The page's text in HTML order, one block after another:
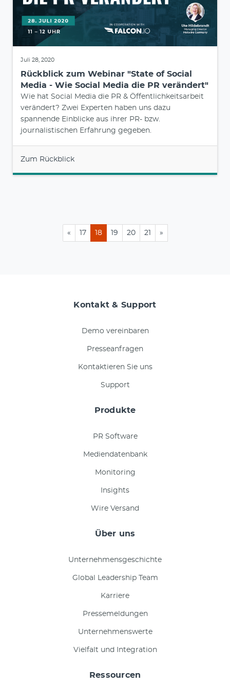
Juli 28, 2020
Rückblick zum Webinar "State of Social
Media - Wie Social Media die PR verändert"
Wie hat Social Media die PR & Öffentlichkeitsarbeit
verändert? Zwei Experten haben uns dazu
spannende Einblicke aus ihrer PR- bzw.
journalistischen Erfahrung gegeben.
Zum Rückblick
« 17 18 19 20 21 »
Kontakt & Support
Demo vereinbaren
Presseanfragen
Kontaktieren Sie uns
Support
Produkte
PR Software
Mediendatenbank
Monitoring
Insights
Wire Versand
Über uns
Unternehmensgeschichte
Global Leadership Team
Karriere
Pressemeldungen
Unternehmenswerte
Vielfalt und Integration
Ressourcen